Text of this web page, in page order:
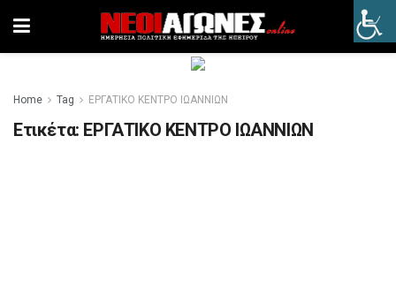
Home Tag ΕΡΓΑΤΙΚΟ ΚΕΝΤΡΟ ΙΩΑΝΝΙΩΝ
Ετικέτα: ΕΡΓΑΤΙΚΟ ΚΕΝΤΡΟ ΙΩΑΝΝΙΩΝ